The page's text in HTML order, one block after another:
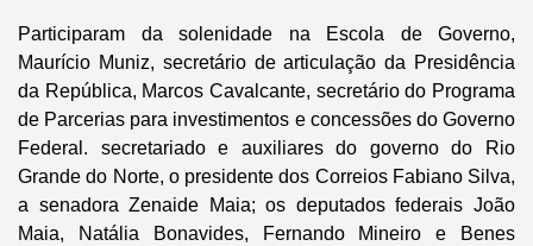
Participaram da solenidade na Escola de Governo,
Maurício Muniz, secretário de articulação da Presidência
da República, Marcos Cavalcante, secretário do Programa
de Parcerias para investimentos e concessões do Governo
Federal. secretariado e auxiliares do governo do Rio
Grande do Norte, o presidente dos Correios Fabiano Silva,
a senadora Zenaide Maia; os deputados federais João
Maia, Natália Bonavides, Fernando Mineiro e Benes